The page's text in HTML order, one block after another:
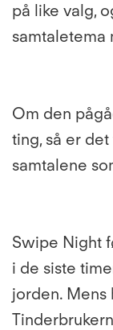
på like valg,
samtaletema
Om den
ting, så er
samtalene
Swipe Night
i de siste
jorden. Mens